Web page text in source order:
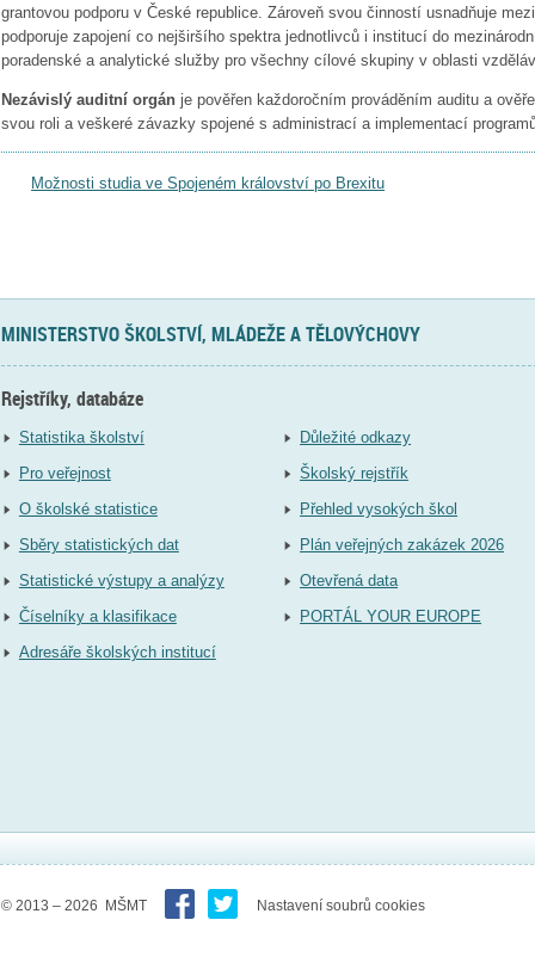
grantovou podporu v České republice. Zároveň svou činností usnadňuje
podporuje zapojení co nejširšího spektra jednotlivců i institucí do
poradenské a analytické služby pro všechny cílové skupiny v oblasti
Nezávislý auditní orgánje pověřen každoročním prováděním auditu a
svou roli a veškeré závazky spojené s administrací a implementací
Možnosti studia ve Spojeném království po Brexitu
MINISTERSTVO ŠKOLSTVÍ, MLÁDEŽE A TĚLOVÝCHOVY
Rejstříky, databáze
Statistika školství
Pro veřejnost
O školské statistice
Sběry statistických dat
Statistické výstupy a analýzy
Číselníky a klasifikace
Adresáře školských institucí
Důležité odkazy
Školský rejstřík
Přehled vysokých škol
Plán veřejných zakázek 2026
Otevřená data
PORTÁL YOUR EUROPE
© 2013 – 2026 MŠMT Nastavení soubrů cookies